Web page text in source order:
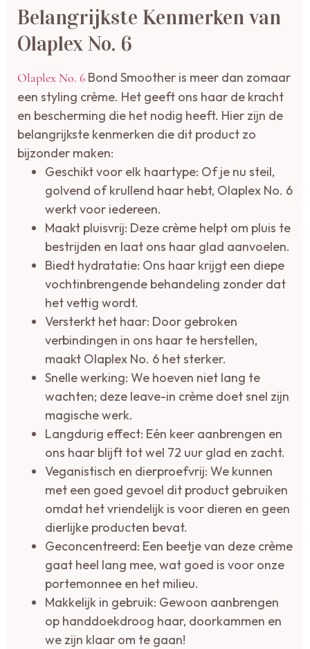
Belangrijkste Kenmerken van
Olaplex No. 6
Olaplex No. 6 Bond Smoother is meer dan zomaar
een styling crème. Het geeft ons haar de kracht
en bescherming die het nodig heeft. Hier zijn de
belangrijkste kenmerken die dit product zo
bijzonder maken:
Geschikt voor elk haartype: Of je nu steil,
golvend of krullend haar hebt, Olaplex No. 6
werkt voor iedereen.
Maakt pluisvrij: Deze crème helpt om pluis te
bestrijden en laat ons haar glad aanvoelen.
Biedt hydratatie: Ons haar krijgt een diepe
vochtinbrengende behandeling zonder dat
het vettig wordt.
Versterkt het haar: Door gebroken
verbindingen in ons haar te herstellen,
maakt Olaplex No. 6 het sterker.
Snelle werking: We hoeven niet lang te
wachten; deze leave-in crème doet snel zijn
magische werk.
Langdurig effect: Eén keer aanbrengen en
ons haar blijft tot wel 72 uur glad en zacht.
Veganistisch en dierproefvrij: We kunnen
met een goed gevoel dit product gebruiken
omdat het vriendelijk is voor dieren en geen
dierlijke producten bevat.
Geconcentreerd: Een beetje van deze crème
gaat heel lang mee, wat goed is voor onze
portemonnee en het milieu.
Makkelijk in gebruik: Gewoon aanbrengen
op handdoekdroog haar, doorkammen en
we zijn klaar om te gaan!